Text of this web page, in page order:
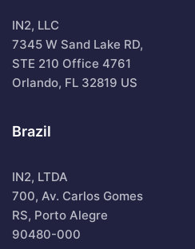
IN2, LLC
7345 W Sand Lake RD,
STE 210 Office 4761
Orlando, FL 32819 US
Brazil
IN2, LTDA
700, Av. Carlos Gomes
RS, Porto Alegre
90480-000